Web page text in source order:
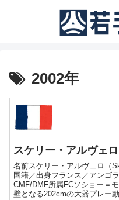
2002年
スケリー・アルヴェロ
名前スケリー・アルヴェロ（
国籍／出身フランス／アンゴ
CMF/DMF所属FCソショー＝
壁となる202cmの大器プレー